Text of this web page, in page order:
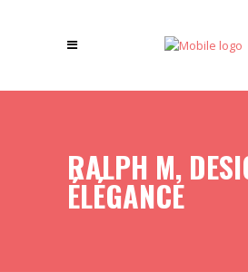
RALPH M,
ÉLÉGANCE